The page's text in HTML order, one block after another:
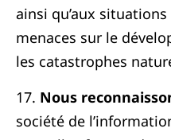
ainsi qu’aux
menaces sur le
les catastrophes
17. Nous
société de